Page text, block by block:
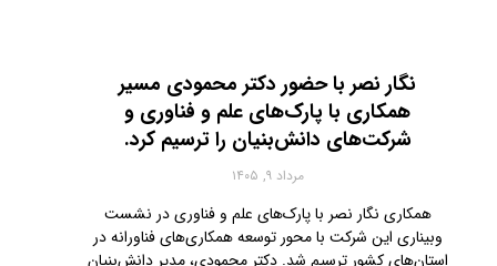
نگار نصر با حضور دکتر محمودی مسیر
همکاری با پارک‌های علم و فناوری و
شرکت‌های دانش‌بنیان را ترسیم کرد.
مرداد ۹, ۱۴۰۵
همکاری نگار نصر با پارک‌های علم و فناوری در نشست
وبیناری این شرکت با محور توسعه همکاری‌های فناورانه در
استان‌های کشور ترسیم شد. دکتر محمودی، مدیر دانش‌بنیان